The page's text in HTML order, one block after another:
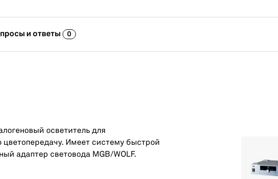
и ответы 0
осветитель для
Имеет систему быстрой
адаптер световода MGB/WOLF.